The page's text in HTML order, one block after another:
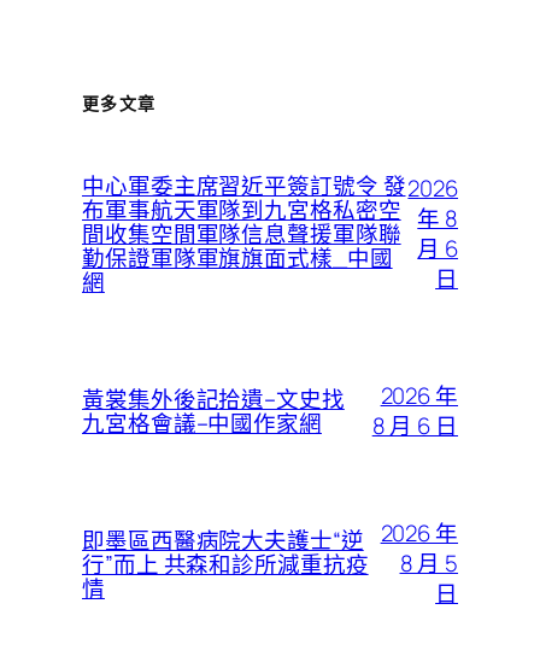
更多文章
中心軍委主席習近平簽訂號令 發
布軍事航天軍隊到九宮格私密空
間收集空間軍隊信息聲援軍隊聯
勤保證軍隊軍旗旗面式樣_中國
網
2026
年 8
月 6
日
黃裳集外後記拾遺–文史找
九宮格會議–中國作家網
2026 年
8 月 6 日
即墨區西醫病院大夫護士“逆
行”而上 共森和診所減重抗疫
情
2026 年
8 月 5
日